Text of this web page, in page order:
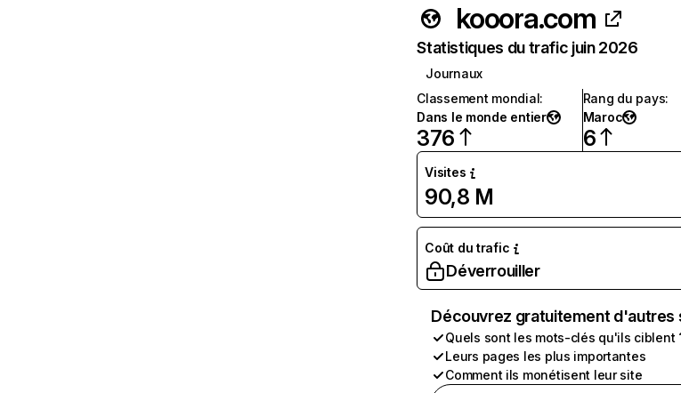
kooora.com
Statistiques du trafic juin 2026
Journaux
Classement mondial:
Dans le monde entier
376
Rang du pays:
Maroc
6
Visites
90,8 M
Coût du trafic
Déverrouiller
Découvrez gratuitement
Quels sont les mots-clés qu'ils ciblent
Leurs pages les plus importantes
Comment ils monétisent leur site